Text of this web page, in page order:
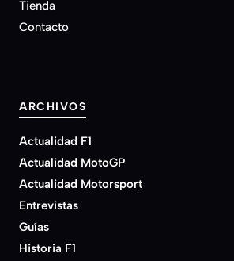
Tienda
Contacto
ARCHIVOS
Actualidad F1
Actualidad MotoGP
Actualidad Motorsport
Entrevistas
Guías
Historia F1